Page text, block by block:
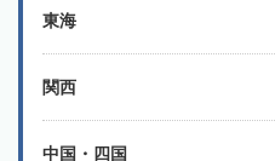
東海
関西
中国・四国